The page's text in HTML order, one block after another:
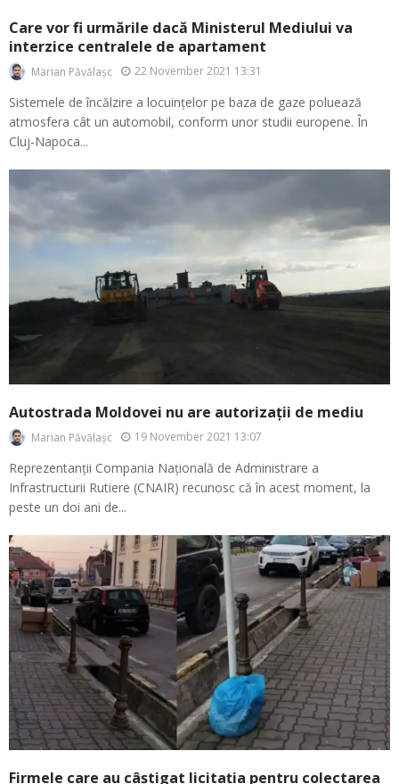
Care vor fi urmările dacă Ministerul Mediului va
interzice centralele de apartament
Marian Păvălașc 22 November 2021 13:31
Sistemele de încălzire a locuințelor pe baza de gaze poluează
atmosfera cât un automobil, conform unor studii europene. În
Cluj-Napoca...
Autostrada Moldovei nu are autorizații de mediu
Marian Păvălașc 19 November 2021 13:07
Reprezentanții Compania Națională de Administrare a
Infrastructurii Rutiere (CNAIR) recunosc că în acest moment, la
peste un doi ani de...
Firmele care au câștigat licitația pentru colectarea